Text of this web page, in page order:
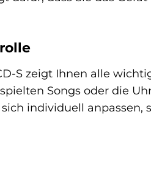
S zeigt Ihnen alle
Songs oder die
individuell anpassen,